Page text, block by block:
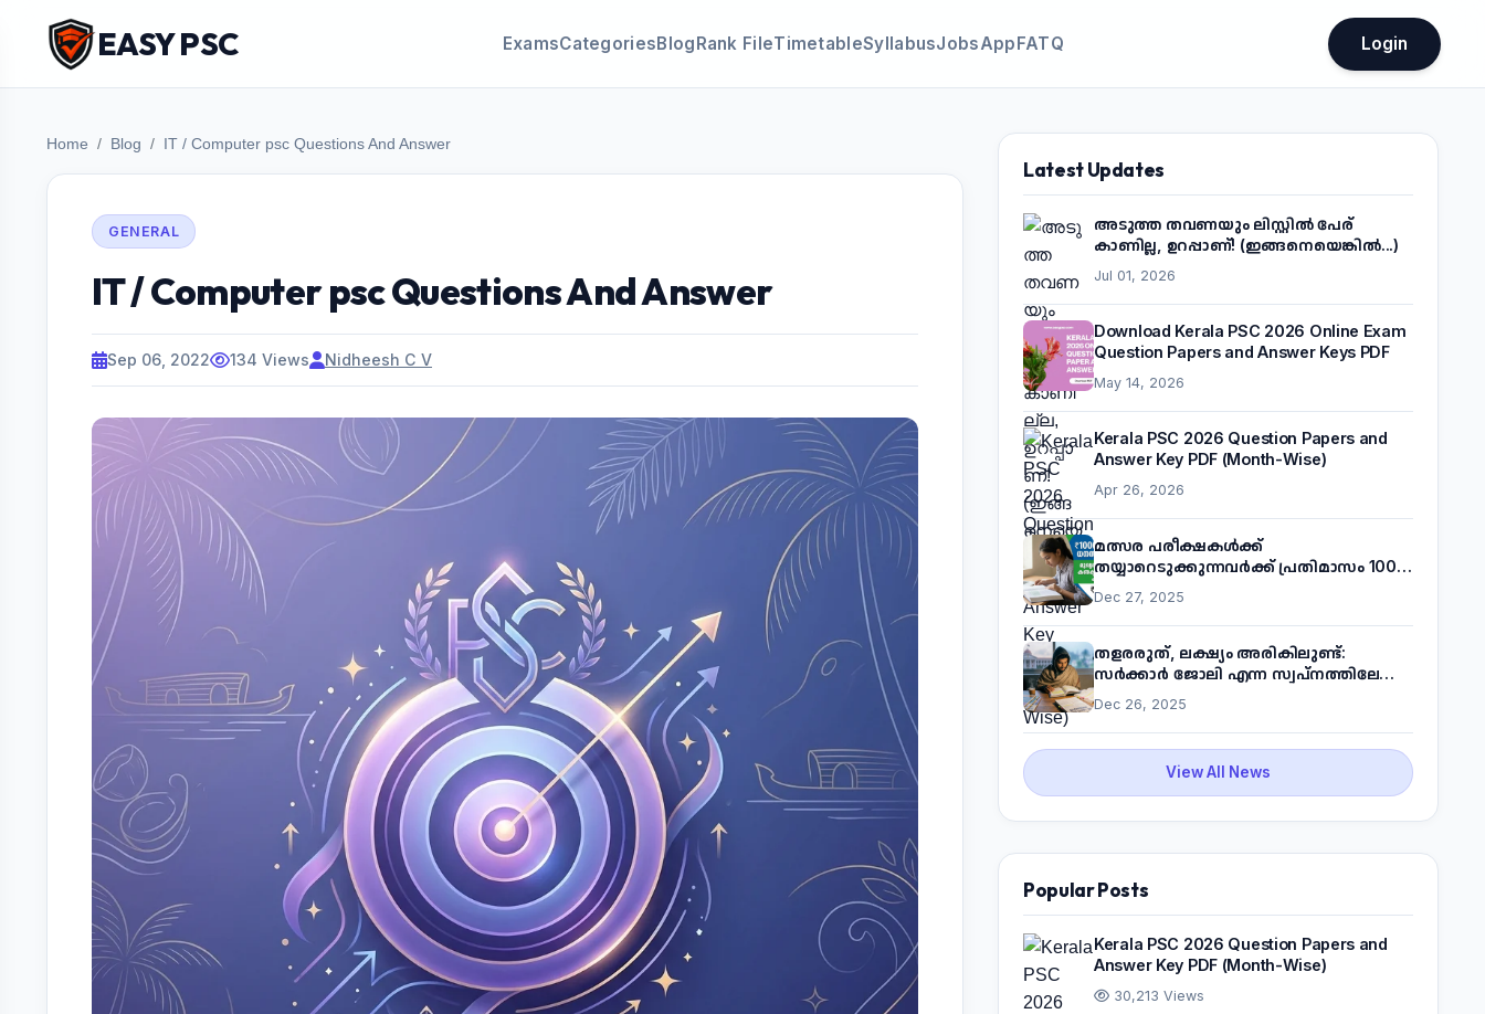
EASY PSC ExamsCategoriesBlogRank FileTimetableSyllabusJobsAppFATQ Login
Home Blog IT / Computer psc Questions And Answer
GENERAL
IT / Computer psc Questions And Answer
Sep 06, 2022 134 Views Nidheesh C V
Latest Updates
അടുത്ത തവണയും ലിസ്റ്റിൽ പേര്
കാണില്ല, ഉറപ്പാണ്! (ഇങ്ങനെയെങ്കിൽ...)
Jul 01, 2026
Download Kerala PSC 2026 Online Exam
Question Papers and Answer Keys PDF
May 14, 2026
Kerala PSC 2026 Question Papers and
Answer Key PDF (Month-Wise)
Apr 26, 2026
മത്സര പരീക്ഷകൾക്ക്
തയ്യാറെടുക്കുന്നവർക്ക് പ്രതിമാസം 1000
പദ്ധതിയെക്കുറിച്ച് അറിയാം
Dec 27, 2025
തളരരുത്, ലക്ഷ്യം അരികിലുണ്ട്:
സർക്കാർ ജോലി എന്ന സ്വപ്നത്തിലേക്ക്
Dec 26, 2025
View All News
Popular Posts
Kerala PSC 2026 Question Papers and
Answer Key PDF (Month-Wise)
30,213 Views